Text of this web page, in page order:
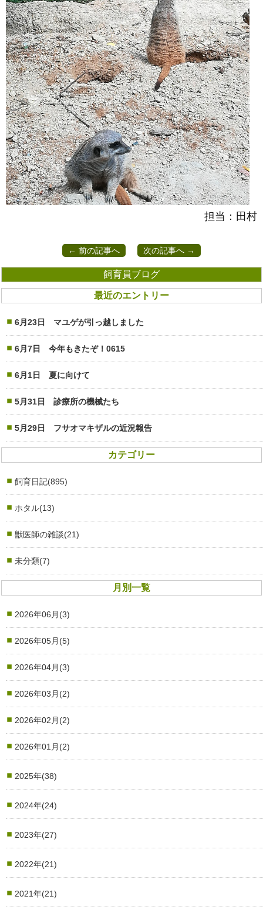
担当：田村
← 前の記事へ 次の記事へ →
飼育員ブログ
最近のエントリー
6月23日 マユゲが引っ越しました
6月7日 今年もきたぞ！0615
6月1日 夏に向けて
5月31日 診療所の機械たち
5月29日 フサオマキザルの近況報告
カテゴリー
飼育日記(895)
ホタル(13)
獣医師の雑談(21)
未分類(7)
月別一覧
2026年06月(3)
2026年05月(5)
2026年04月(3)
2026年03月(2)
2026年02月(2)
2026年01月(2)
2025年(38)
2024年(24)
2023年(27)
2022年(21)
2021年(21)